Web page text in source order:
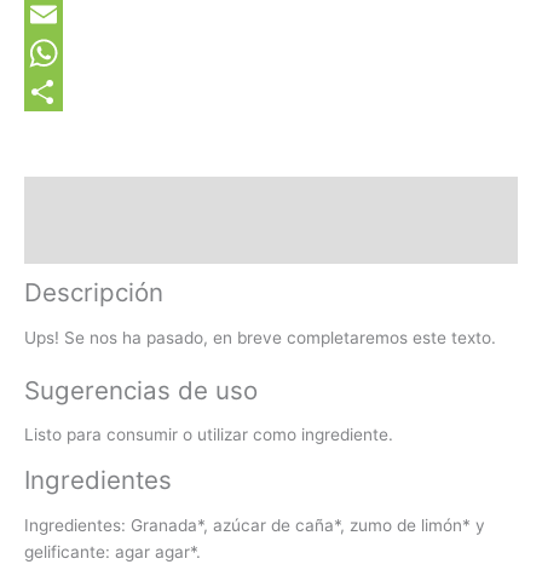
Twitter
Email
WhatsApp
Descripción
Ups! Se nos ha pasado, en breve completaremos este texto.
Sugerencias de uso
Listo para consumir o utilizar como ingrediente.
Ingredientes
Ingredientes: Granada*, azúcar de caña*, zumo de limón* y
gelificante: agar agar*.